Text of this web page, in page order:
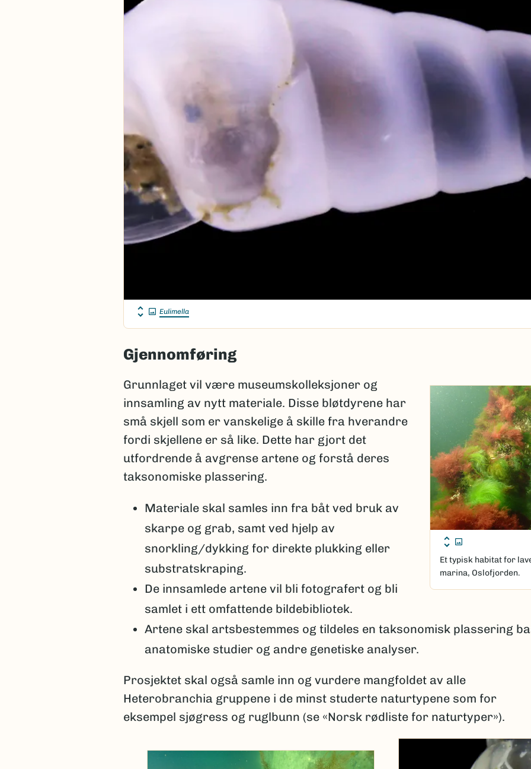
Eulimella
Gjennomføring
Et typisk habitat for
marina, Oslofjorden.
Grunnlaget vil være museumskolleksjoner og
innsamling av nytt materiale. Disse bløtdyrene har
små skjell som er vanskelige å skille fra hverandre
fordi skjellene er så like. Dette har gjort det
utfordrende å avgrense artene og forstå deres
taksonomiske plassering.
Materiale skal samles inn fra båt ved bruk av
skarpe og grab, samt ved hjelp av
snorkling/dykking for direkte plukking eller
substratskraping.
De innsamlede artene vil bli fotografert og bli
samlet i ett omfattende bildebibliotek.
Artene skal artsbestemmes og tildeles en taksonomisk plassering
anatomiske studier og andre genetiske analyser.
Prosjektet skal også samle inn og vurdere mangfoldet av alle
Heterobranchia gruppene i de minst studerte naturtypene som for
eksempel sjøgress og ruglbunn (se «Norsk rødliste for naturtyper»).